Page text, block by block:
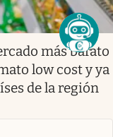
más barato
low cost y ya
de la región